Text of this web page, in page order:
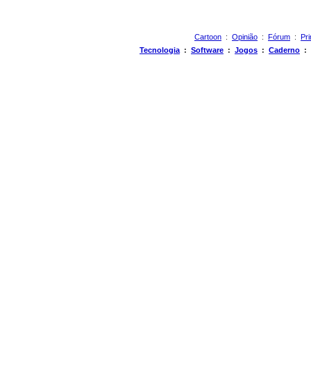
Cartoon : Opinião : Fórum :
Tecnologia : Software : Jogos : Caderno :